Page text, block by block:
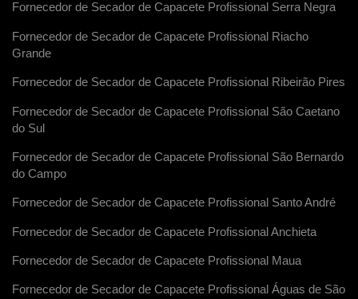
Fornecedor de Secador de Capacete Profissional Serra Negra
Fornecedor de Secador de Capacete Profissional Riacho
Grande
Fornecedor de Secador de Capacete Profissional Ribeirão Pires
Fornecedor de Secador de Capacete Profissional São Caetano
do Sul
Fornecedor de Secador de Capacete Profissional São Bernardo
do Campo
Fornecedor de Secador de Capacete Profissional Santo André
Fornecedor de Secador de Capacete Profissional Anchieta
Fornecedor de Secador de Capacete Profissional Maua
Fornecedor de Secador de Capacete Profissional Águas de São